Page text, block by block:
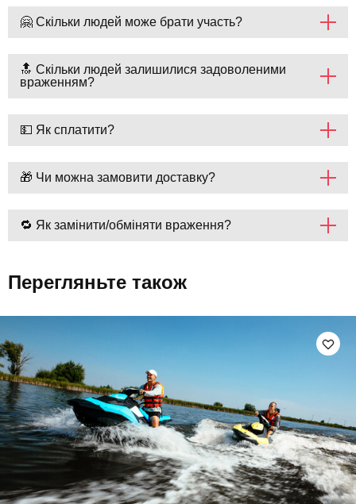
🤗 Скільки людей може брати участь?
🔝 Скільки людей залишилися задоволеними
враженням?
💵 Як сплатити?
🎁 Чи можна замовити доставку?
🔁 Як замінити/обміняти враження?
Перегляньте також